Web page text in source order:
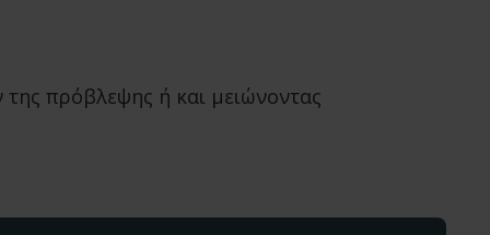
πρόβλεψης ή και μειώνοντας